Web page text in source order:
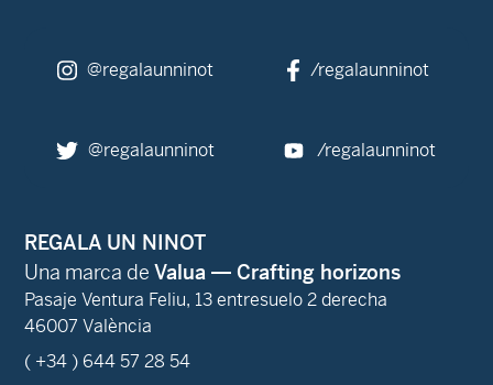
@regalaunninot /regalaunninot
@regalaunninot /regalaunninot
REGALA UN NINOT
Una marca de Valua — Crafting horizons
Pasaje Ventura Feliu, 13 entresuelo 2 derecha
46007 València
( +34 ) 644 57 28 54